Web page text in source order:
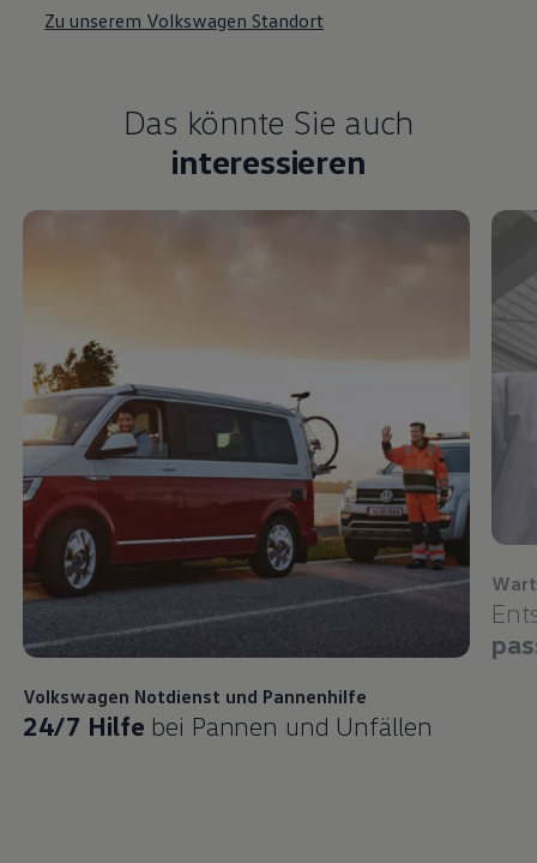
Zu unserem Volkswagen Standort
Das könnte Sie auch
interessieren
Volkswagen Notdienst und Pannenhilfe
24/7 Hilfe bei Pannen und Unfällen